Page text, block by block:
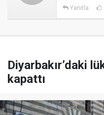
Yanıtla
Diyarbakır’daki
kapattı